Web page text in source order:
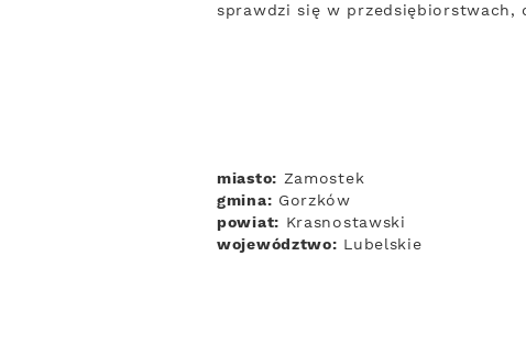
sprawdzi się w przedsiębiorstwach,
miasto: Zamostek
gmina: Gorzków
powiat: Krasnostawski
województwo: Lubelskie